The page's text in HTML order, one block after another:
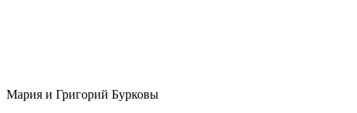
Мария и Григорий Бурковы